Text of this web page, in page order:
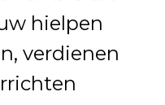
hielpen
verdienen